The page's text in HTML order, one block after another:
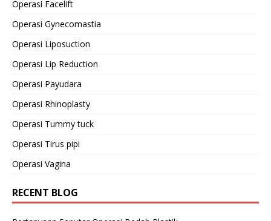
Operasi Facelift
Operasi Gynecomastia
Operasi Liposuction
Operasi Lip Reduction
Operasi Payudara
Operasi Rhinoplasty
Operasi Tummy tuck
Operasi Tirus pipi
Operasi Vagina
RECENT BLOG